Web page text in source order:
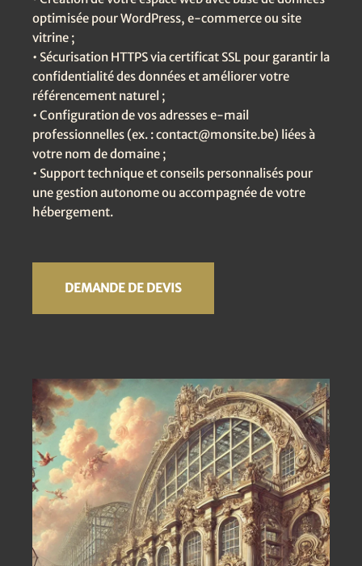
optimisée pour WordPress, e-commerce ou site
vitrine ;
• Sécurisation HTTPS via certificat SSL pour garantir la
confidentialité des données et améliorer votre
référencement naturel ;
• Configuration de vos adresses e-mail
professionnelles (ex. : contact@monsite.be) liées à
votre nom de domaine ;
• Support technique et conseils personnalisés pour
une gestion autonome ou accompagnée de votre
hébergement.
DEMANDE DE DEVIS